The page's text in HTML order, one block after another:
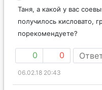
Таня, а какой у вас
получилось кисловато,
порекомендуете?
0 0
06.02.18 20:43